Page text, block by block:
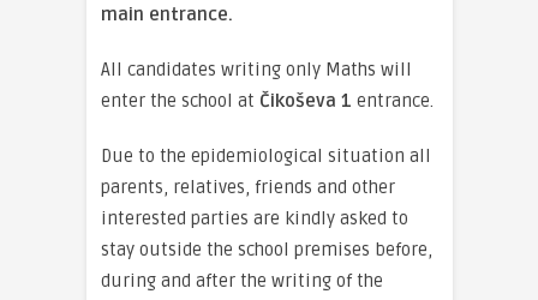
main entrance.
All candidates writing only Maths will
enter the school at Čikoševa 1 entrance.
Due to the epidemiological situation all
parents, relatives, friends and other
interested parties are kindly asked to
stay outside the school premises before,
during and after the writing of the